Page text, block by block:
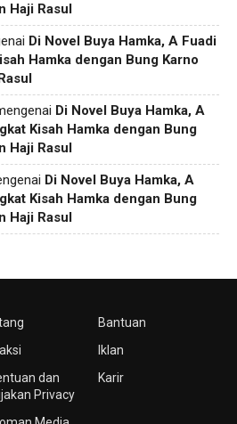
Haji Rasul
Di Novel Buya Hamka, A Fuadi
Hamka dengan Bung Karno
Di Novel Buya Hamka, A
Kisah Hamka dengan Bung
Haji Rasul
Di Novel Buya Hamka, A
Kisah Hamka dengan Bung
Haji Rasul
dan
Privacy
Bantuan
Iklan
Karir